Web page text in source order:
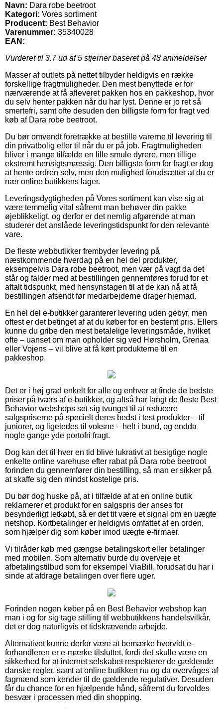
Navn: Dara robe beetroot
Kategori: Vores sortiment
Producent: Best Behavior
Varenummer: 35340028
EAN:
Vurderet til 3.7ud af 5 stjerner baseret på 48 anmeldelser
Masser af outlets på nettet tilbyder heldigvis en række
forskellige fragtmuligheder. Den mest benyttede er for
nærværende at få afleveret pakken hos en pakkeshop, hvor
du selv henter pakken når du har lyst. Denne er jo ret så
smertefri, samt ofte desuden den billigste form for fragt ved
køb af Dara robe beetroot.
Du bør omvendt foretrække at bestille varerne til levering til
din privatbolig eller til når du er på job. Fragtmuligheden
bliver i mange tilfælde en lille smule dyrere, men tillige
ekstremt hensigtsmæssig. Den billigste form for fragt er dog
at hente ordren selv, men den mulighed forudsætter at du er
nær online butikkens lager.
Leveringsdygtigheden på Vores sortiment kan vise sig at
være temmelig vital såfremt man behøver din pakke
øjeblikkeligt, og derfor er det nemlig afgørende at man
studerer det anslåede leveringstidspunkt for den relevante
vare.
De fleste webbutikker frembyder levering på
næstkommende hverdag på en hel del produkter,
eksempelvis Dara robe beetroot, men vær på vagt da det
står og falder med at bestillingen gennemføres forud for et
aftalt tidspunkt, med hensynstagen til at de kan nå at få
bestillingen afsendt før medarbejderne drager hjemad.
En hel del e-butikker garanterer levering uden gebyr, men
oftest er det betinget af at du køber for en bestemt pris. Ellers
kunne du gribe den mest betalelige leveringsmåde, hvilket
ofte – uanset om man opholder sig ved Hørsholm, Grenaa
eller Vojens – vil blive at få kørt produkterne til en
pakkeshop.
Det er i høj grad enkelt for alle og enhver at finde de bedste
priser på tværs af e-butikker, og altså har langt de fleste Best
Behavior webshops set sig tvunget til at reducere
salgspriserne på specielt deres bedst i test produkter – til
juniorer, og ligeledes til voksne – helt i bund, og endda
nogle gange yde portofri fragt.
Dog kan det til hver en tid blive lukrativt at besigtige nogle
enkelte online varehuse efter rabat på Dara robe beetroot
forinden du gennemfører din bestilling, så man er sikker på
at skaffe sig den mindst kostelige pris.
Du bør dog huske på, at i tilfælde af at en online butik
reklamerer et produkt for en salgspris der anses for
besynderligt letkøbt, så er det tit være et signal om en uægte
netshop. Kortbetalinger er heldigvis omfattet af en orden,
som hjælper dig som køber imod uægte e-firmaer.
Vi tilråder køb med gængse betalingskort eller betalinger
med mobilen. Som alternativ burde du overveje et
afbetalingstilbud som for eksempel ViaBill, forudsat du har i
sinde at afdrage betalingen over flere uger.
Forinden nogen køber på en Best Behavior webshop kan
man i og for sig tage stilling til webbutikkens handelsvilkår,
det er dog naturligvis et tidskrævende arbejde.
Alternativet kunne derfor være at bemærke hvorvidt e-
forhandleren er e-mærke tilsluttet, fordi det skulle være en
sikkerhed for at internet selskabet respekterer de gældende
danske regler, samt at online butikken nu og da overvåges af
fagmænd som kender til de gældende regulativer. Desuden
får du chance for en hjælpende hånd, såfremt du forvoldes
besvær i processen med din shopping.